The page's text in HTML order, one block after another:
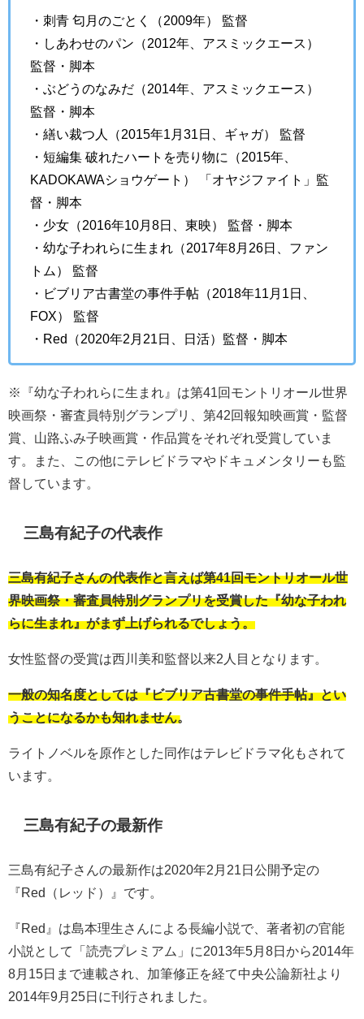
・刺青 匂月のごとく（2009年） 監督
・しあわせのパン（2012年、アスミックエース）
監督・脚本
・ぶどうのなみだ（2014年、アスミックエース）
監督・脚本
・繕い裁つ人（2015年1月31日、ギャガ） 監督
・短編集 破れたハートを売り物に（2015年、
KADOKAWAショウゲート） 「オヤジファイト」監
督・脚本
・少女（2016年10月8日、東映） 監督・脚本
・幼な子われらに生まれ（2017年8月26日、ファン
トム） 監督
・ビブリア古書堂の事件手帖（2018年11月1日、
FOX） 監督
・Red（2020年2月21日、日活）監督・脚本
※『幼な子われらに生まれ』は第41回モントリオール世界
映画祭・審査員特別グランプリ、第42回報知映画賞・監督
賞、山路ふみ子映画賞・作品賞をそれぞれ受賞していま
す。また、この他にテレビドラマやドキュメンタリーも監
督しています。
三島有紀子の代表作
三島有紀子さんの代表作と言えば第41回モントリオール世
界映画祭・審査員特別グランプリを受賞した『幼な子われ
らに生まれ』がまず上げられるでしょう。
女性監督の受賞は西川美和監督以来2人目となります。
一般の知名度としては『ビブリア古書堂の事件手帖』とい
うことになるかも知れません。
ライトノベルを原作とした同作はテレビドラマ化もされて
います。
三島有紀子の最新作
三島有紀子さんの最新作は2020年2月21日公開予定の
『Red（レッド）』です。
『Red』は島本理生さんによる長編小説で、著者初の官能
小説として「読売プレミアム」に2013年5月8日から2014年
8月15日まで連載され、加筆修正を経て中央公論新社より
2014年9月25日に刊行されました。